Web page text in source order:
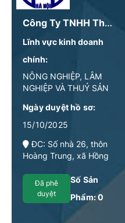
Công Ty TNHH Thương Mại Thực Phẩm Minh Hiếu
Lĩnh vực kinh doanh
chính:
NÔNG NGHIỆP, LÂM
NGHIỆP VÀ THUỶ SẢN
Ngày duyệt hồ sơ:
15/10/2025
ĐC: Số nhà 26, thôn
Hoàng Trung, xã Hồng
Oai, Hà Nội
Đã phê
duyệt
Số Sản
Phẩm:0